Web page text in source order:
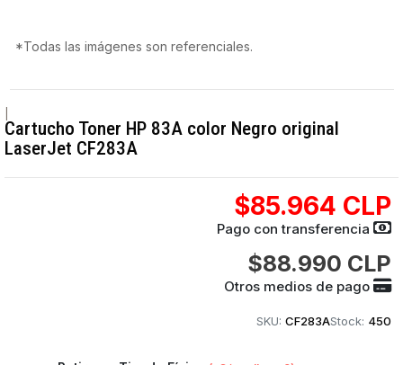
*Todas las imágenes son referenciales.
Cartucho Toner HP 83A color Negro original
LaserJet CF283A
$85.964 CLP
Pago con transferencia
$88.990 CLP
Otros medios de pago
SKU: CF283AStock: 450